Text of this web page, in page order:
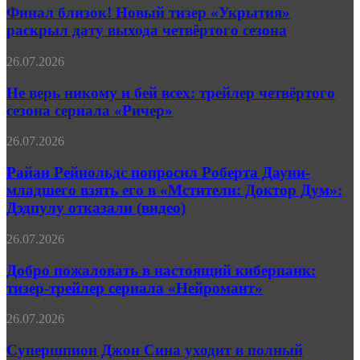
трейлер
Новый
«Укрытия»
дату
четвёртого
сезона
Финал близок! Новый тизер «Укрытия»
раскрыл дату выхода четвёртого сезона
Не
никому
и
бей
трейлер
сезона
сериала
«Ричер»
26.07.2026
Не верь никому и бей всех: трейлер четвёртого
сезона сериала «Ричер»
Райан
попросил
Роберта
Дауни-
младшего
его
«Мстители:
Доктор
Дум»:
Дэдпулу
(видео)
26.07.2026
Райан Рейнольдс попросил Роберта Дауни-
младшего взять его в «Мстители: Доктор Дум»:
Дэдпулу отказали (видео)
Добро
в
настоящий
киберпанк:
трейлер
«Нейромант»
26.07.2026
Добро пожаловать в настоящий киберпанк:
тизер-трейлер сериала «Нейромант»
Супершпион
Сина
26.07.2026
Супершпион Джон Сина уходит в полный